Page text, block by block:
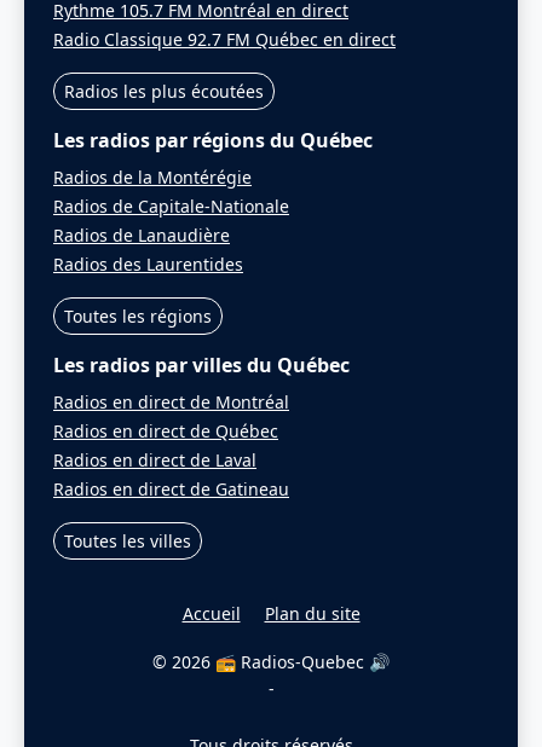
Rythme 105.7 FM Montréal en direct
Radio Classique 92.7 FM Québec en direct
Radios les plus écoutées
Les radios par régions du Québec
Radios de la Montérégie
Radios de Capitale-Nationale
Radios de Lanaudière
Radios des Laurentides
Toutes les régions
Les radios par villes du Québec
Radios en direct de Montréal
Radios en direct de Québec
Radios en direct de Laval
Radios en direct de Gatineau
Toutes les villes
Accueil Plan du site
© 2026 📻 Radios-Quebec 🔊
-